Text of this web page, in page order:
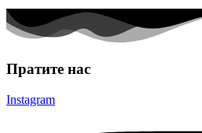
Пратите нас
Instagram